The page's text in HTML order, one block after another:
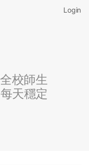
Login
校師生
天穩定